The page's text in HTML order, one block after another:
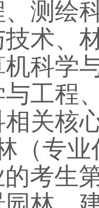
测绘
术、
科学
工程
关核
（专业
考生